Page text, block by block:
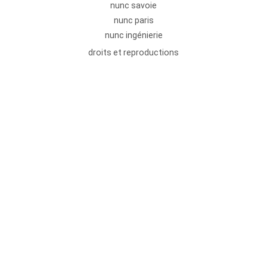
nunc savoie
nunc paris
nunc ingénierie
droits et reproductions